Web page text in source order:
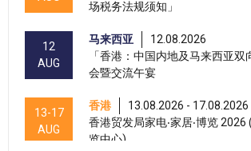
场税务法规须知」
12
AUG
马来西亚
12.08.2026
「香港：中国内地及马来西亚双
会暨交流午宴
13-17
AUG
香港
13.08.2026 - 17.08.2026
香港贸发局家电‧家居‧博览 2026
览中心)